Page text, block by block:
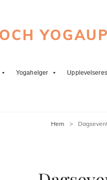
Yogahelger
Hem >